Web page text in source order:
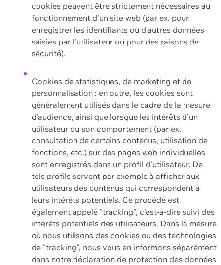
cookies peuvent être strictement nécessaires au
fonctionnement d'un site web (par ex. pour
enregistrer les identifiants ou d'autres données
saisies par l'utilisateur ou pour des raisons de
sécurité).
Cookies de statistiques, de marketing et de
personnalisation : en outre, les cookies sont
généralement utilisés dans le cadre de la mesure
d'audience, ainsi que lorsque les intérêts d'un
utilisateur ou son comportement (par ex.
consultation de certains contenus, utilisation de
fonctions, etc.) sur des pages web individuelles
sont enregistrés dans un profil d'utilisateur. De
tels profils servent par exemple à afficher aux
utilisateurs des contenus qui correspondent à
leurs intérêts potentiels. Ce procédé est
également appelé "tracking", c'est-à-dire suivi des
intérêts potentiels des utilisateurs. Dans la mesure
où nous utilisons des cookies ou des technologies
de "tracking", nous vous en informons séparément
dans notre déclaration de protection des données